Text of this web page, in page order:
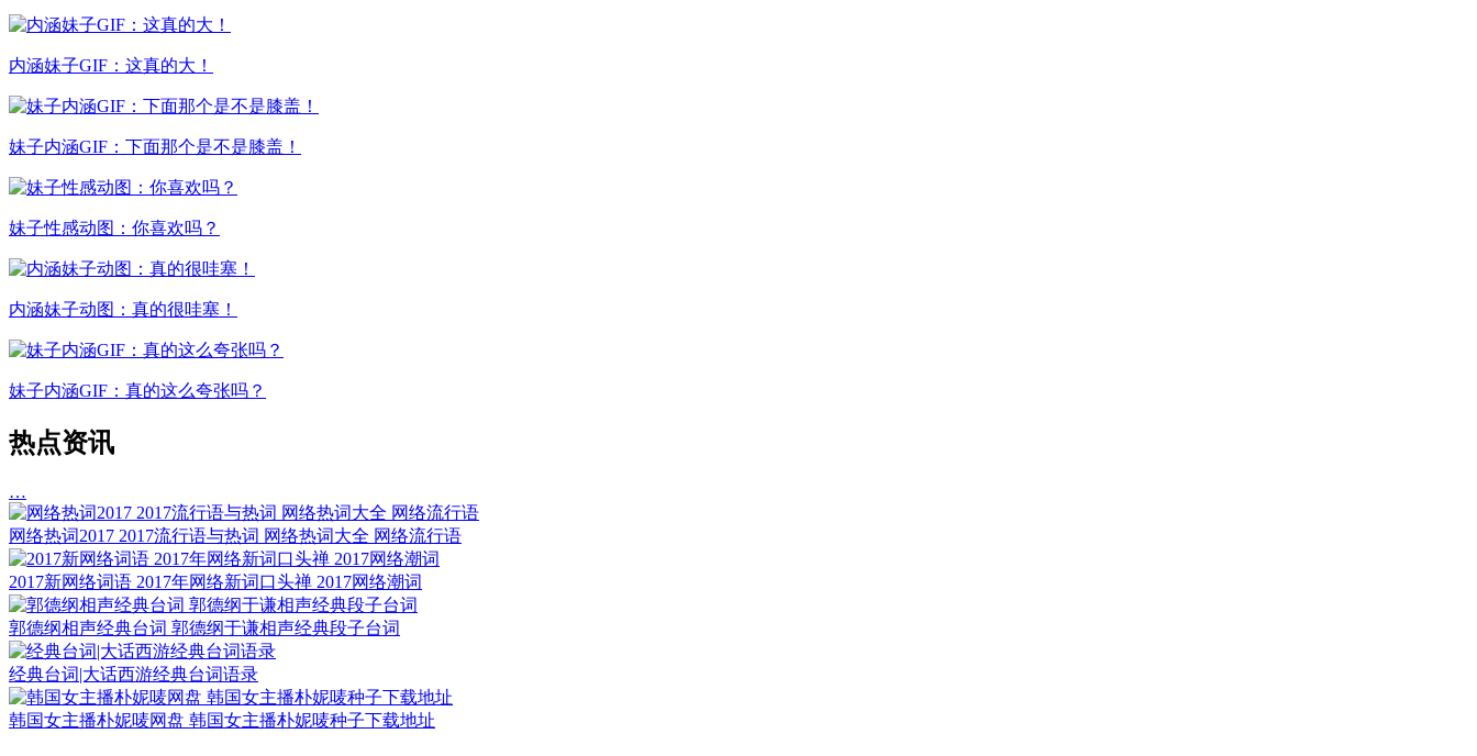
内涵妹子GIF：这真的大！
妹子内涵GIF：下面那个是不是膝盖！
妹子性感动图：你喜欢吗？
内涵妹子动图：真的很哇塞！
妹子内涵GIF：真的这么夸张吗？
热点资讯
…
网络热词2017 2017流行语与热词 网络热词大全 网络流行语
2017新网络词语 2017年网络新词口头禅 2017网络潮词
郭德纲相声经典台词 郭德纲于谦相声经典段子台词
经典台词|大话西游经典台词语录
韩国女主播朴妮唛网盘 韩国女主播朴妮唛种子下载地址